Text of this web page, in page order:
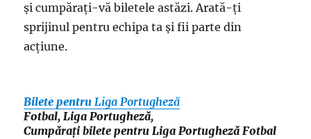
și cumpărați-vă biletele astăzi. Arată-ți
sprijinul pentru echipa ta și fii parte din
acțiune.
Bilete pentruLiga Portugheză
Fotbal, Liga Portugheză,
Cumpărați bilete pentru Liga Portugheză Fotbal